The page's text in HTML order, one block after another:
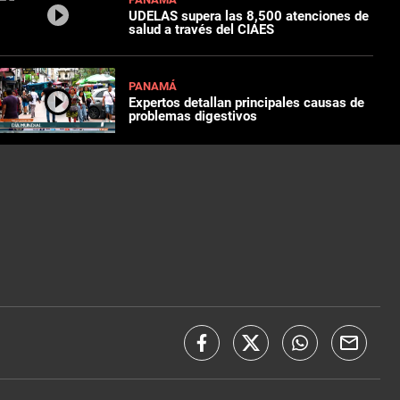
UDELAS supera las 8,500 atenciones de
salud a través del CIAES
PANAMÁ
Expertos detallan principales causas de
problemas digestivos